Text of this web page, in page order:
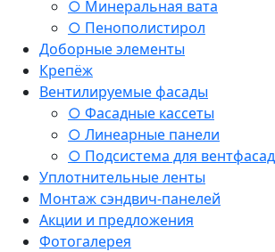
○ Минеральная вата
○ Пенополистирол
Доборные элементы
Крепёж
Вентилируемые фасады
○ Фасадные кассеты
○ Линеарные панели
○ Подсистема для
Уплотнительные ленты
Монтаж сэндвич-панелей
Акции и предложения
Фотогалерея